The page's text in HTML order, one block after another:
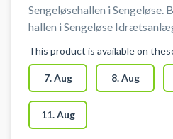
Sengeløsehallen i Sengeløse.
hallen i Sengeløse
fodbold i Sengeløse. Booking
hallen kan bruges til blandt
indendørs fodbold, håndbold,
pickleball og badminton. Der
net og mål til rådighed. Der er
This product is available on
7. Aug 8. Aug
11. Aug